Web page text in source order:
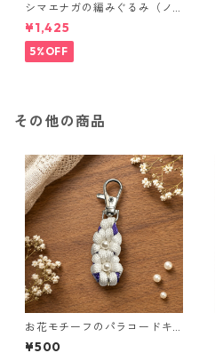
シマエナガの編みぐるみ（ノ
ーマル）
¥1,425
5%OFF
その他の商品
お花モチーフのパラコードキ
ーホルダー ホワイト×パープル
ハンドメイド 国産 本革 ヌメ革
¥500